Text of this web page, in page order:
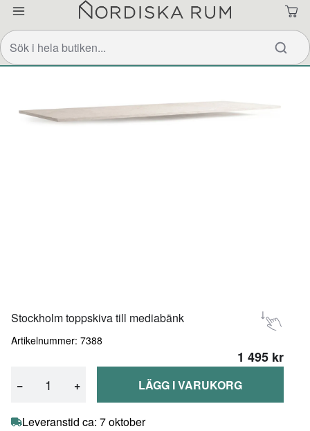
Stockholm toppskiva till mediabänk
Artikelnummer: 7388
1 495 kr
− + LÄGG I VARUKORG
Leveranstid ca: 7 oktober